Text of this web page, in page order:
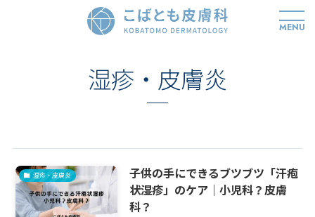
MENU
湿疹・皮膚炎
湿疹・皮膚炎
子供の手にできるブツブツ「汗疱
状湿疹」のケア｜小児科？皮膚
科？